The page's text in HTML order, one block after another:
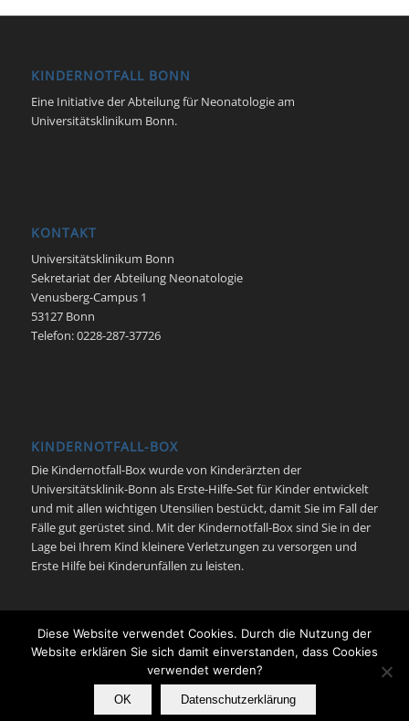
KINDERNOTFALL BONN
Eine Initiative der Abteilung für Neonatologie am
Universitätsklinikum Bonn.
KONTAKT
Universitätsklinikum Bonn
Sekretariat der Abteilung Neonatologie
Venusberg-Campus 1
53127 Bonn
Telefon: 0228-287-37726
KINDERNOTFALL-BOX
Die Kindernotfall-Box wurde von Kinderärzten der
Universitätsklinik-Bonn als Erste-Hilfe-Set für Kinder entwickelt
und mit allen wichtigen Utensilien bestückt, damit Sie im Fall der
Fälle gut gerüstet sind. Mit der Kindernotfall-Box sind Sie in der
Lage bei Ihrem Kind kleinere Verletzungen zu versorgen und
Erste Hilfe bei Kinderunfällen zu leisten.
© Kindernotfall Bonn - Neonatologie | Pädiatrische Intensivmedizin |
Diese Website verwendet Cookies. Durch die Nutzung der
Website erklären Sie sich damit einverstanden, dass Cookies
verwendet werden?
OK Datenschutzerklärung